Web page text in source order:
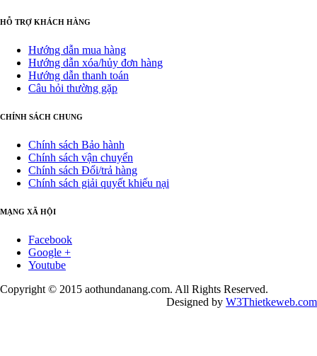
HỖ TRỢ KHÁCH HÀNG
Hướng dẫn mua hàng
Hướng dẫn xóa/hủy đơn hàng
Hướng dẫn thanh toán
Câu hỏi thường gặp
CHÍNH SÁCH CHUNG
Chính sách Bảo hành
Chính sách vận chuyển
Chính sách Đổi/trả hàng
Chính sách giải quyết khiếu nại
MẠNG XÃ HỘI
Facebook
Google +
Youtube
Copyright © 2015 aothundanang.com. All Rights Reserved.
Designed by W3Thietkeweb.com